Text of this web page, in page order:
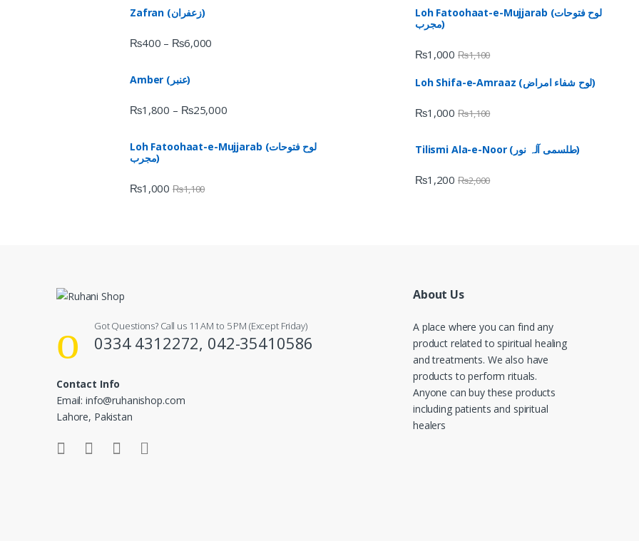
Zafran (زعفران)
₨400 – ₨6,000
Amber (عنبر)
₨1,800 – ₨25,000
Loh Fatoohaat-e-Mujjarab (لوح فتوحات
مجرب)
₨1,000 ₨1,100
Loh Fatoohaat-e-Mujjarab (لوح فتوحات
مجرب)
₨1,000 ₨1,100
Loh Shifa-e-Amraaz (لوح شفاء امراض)
₨1,000 ₨1,100
Tilismi Ala-e-Noor (طلسمی آلہ نور)
₨1,200 ₨2,000
Got Questions? Call us 11 AM to 5 PM (Except Friday)
0334 4312272, 042-35410586
Contact Info
Email: info@ruhanishop.com
Lahore, Pakistan
About Us
A place where you can find any
product related to spiritual healing
and treatments. We also have
products to perform rituals.
Anyone can buy these products
including patients and spiritual
healers